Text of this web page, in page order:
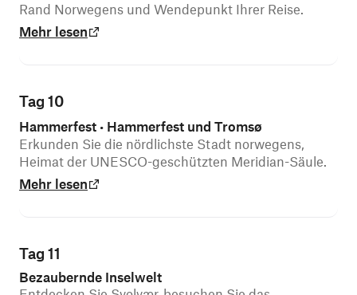
Rand Norwegens und Wendepunkt Ihrer Reise.
Mehr lesen
Tag 10
Hammerfest • Hammerfest und Tromsø
Erkunden Sie die nördlichste Stadt norwegens,
Heimat der UNESCO-geschützten Meridian-Säule.
Mehr lesen
Tag 11
Bezaubernde Inselwelt